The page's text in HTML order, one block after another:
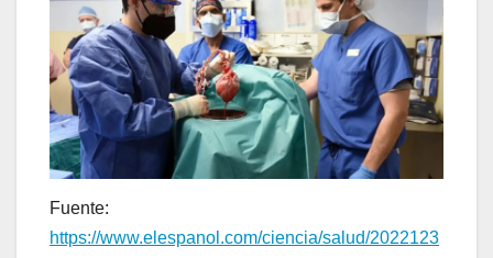
Fuente:
https://www.elespanol.com/ciencia/salud/2022123